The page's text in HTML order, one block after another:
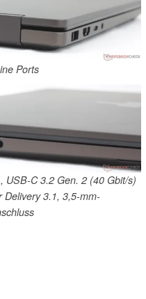
Ports
USB-C 3.2 Gen. 2 (40 Gbit/s)
Delivery 3.1, 3,5-mm-